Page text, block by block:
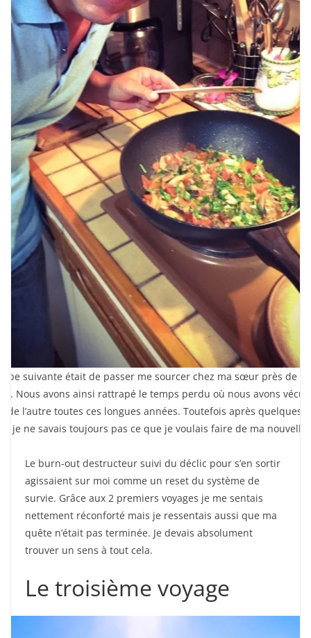
suivante était de passer me sourcer chez ma sœur près de
Nous avons ainsi rattrapé le temps perdu où nous avons vécu
de l’autre toutes ces longues années. Toutefois après quelques
je ne savais toujours pas ce que je voulais faire de ma nouvelle
Le burn-out destructeur suivi du déclic pour s’en sortir
agissaient sur moi comme un reset du système de
survie. Grâce aux 2 premiers voyages je me sentais
nettement réconforté mais je ressentais aussi que ma
quête n’était pas terminée. Je devais absolument
trouver un sens à tout cela.
Le troisième voyage